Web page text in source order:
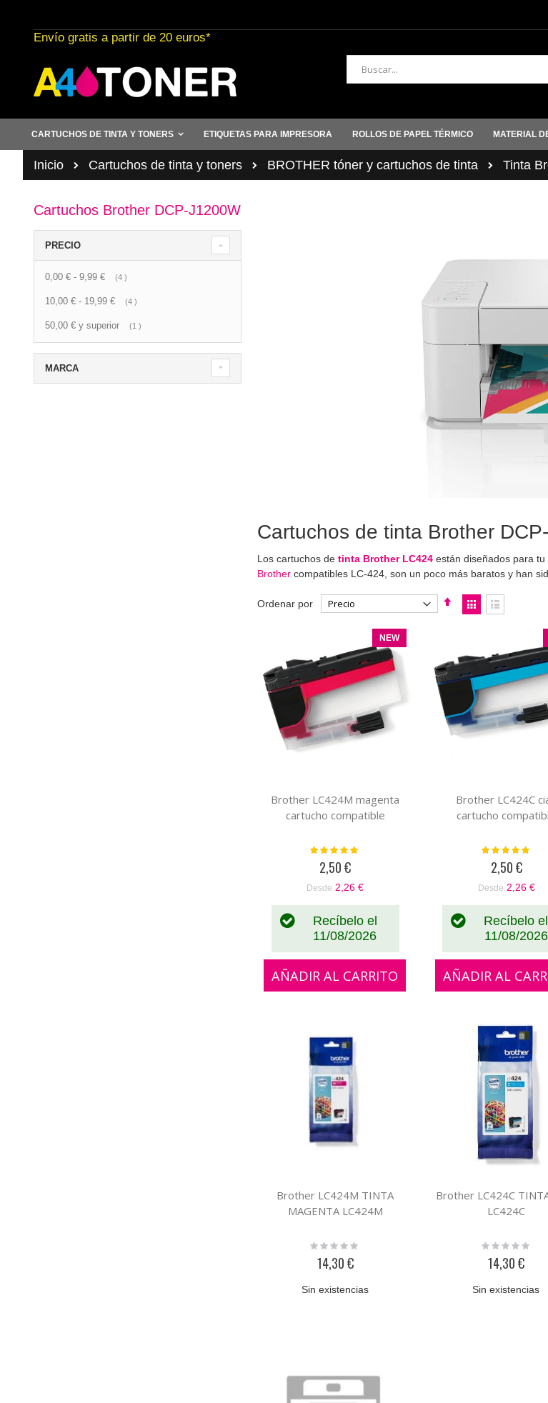
al
contenido
Envío gratis a partir de 20 euros*
Buscar
CARTUCHOS DE TINTA Y TONERS ETIQUETAS PARA IMPRESORA ROLLOS DE PAPEL TÉRMICO MATERIAL
Inicio Cartuchos de tinta y toners BROTHER tóner y cartuchos de tinta Tinta
Cartuchos Brother DCP-J1200W
Cartuchos de tinta Brother
Los cartuchos de tinta Brother LC424están diseñados para tu
Brothercompatibles LC-424, son un poco más baratos y han
Ordenar por
Fijar
Dirección
Ver
como
NEW
Brother LC424M magenta
cartucho compatible
Valoración:
2,50 €
Desde 2,26 €
Recíbelo el
11/08/2026
AÑADIR AL CARRITO
Brother LC424C
cartucho
Valoración:
2,50 €
Desde 2,26 €
Recíbelo el
11/08/2026
AÑADIR AL
Brother LC424M TINTA
MAGENTA LC424M
Rating:
14,30 €
Sin existencias
Brother LC424C
LC424C
Rating:
14,30 €
Sin existencias
PRECIO
0,00 € - 9,99 € 4 artículo
10,00 € - 19,99 € 4 artículo
50,00 € y superior 1 artículo
MARCA